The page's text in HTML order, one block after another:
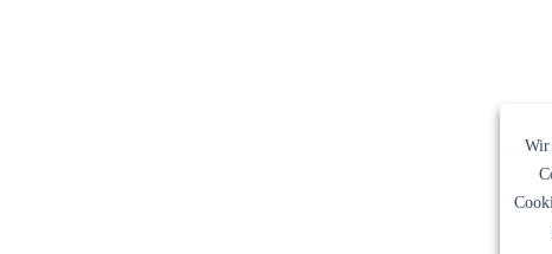
Wir